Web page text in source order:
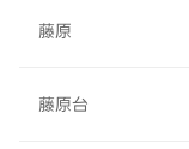
藤原
藤原台